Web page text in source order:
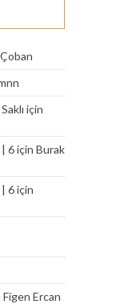
için
| 6için Burak
| 6için
Figen Ercan